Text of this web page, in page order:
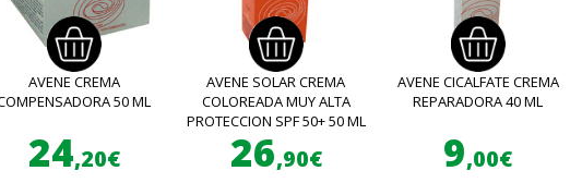
AVENE CREMA
50 ML
24,20€
AVENE SOLAR CREMA
COLOREADA MUY ALTA
PROTECCION SPF 50+ 50 ML
26,90€
AVENE CICALFATE CREMA
REPARADORA 40 ML
9,00€